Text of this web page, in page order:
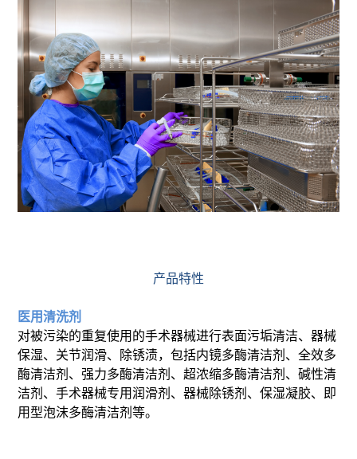
产品特性
医用清洗剂
对被污染的重复使用的手术器械进行表面污垢清洁、器械
保湿、关节润滑、除锈渍，包括内镜多酶清洁剂、全效多
酶清洁剂、强力多酶清洁剂、超浓缩多酶清洁剂、碱性清
洁剂、手术器械专用润滑剂、器械除锈剂、保湿凝胶、即
用型泡沫多酶清洁剂等。